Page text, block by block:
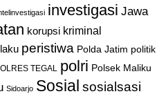
investigasi Jawa
korupsi kriminal
peristiwa Polda Jatim politik
TEGAL polri Polsek Maliku
Sidoarjo Sosial sosialsasi